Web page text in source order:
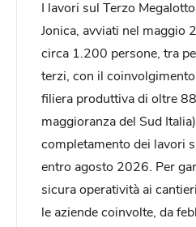
I lavori sul Terzo
Jonica, avviati nel maggio
circa 1.200 persone, tra
terzi, con il
filiera produttiva di oltre
maggioranza del Sud
completamento dei lavori
entro agosto 2026. Per
sicura operatività ai
le aziende coinvolte, da